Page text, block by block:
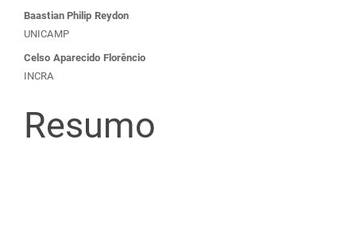
do
artigo
principal
Baastian Philip Reydon
UNICAMP
Celso Aparecido Florêncio
INCRA
Resumo